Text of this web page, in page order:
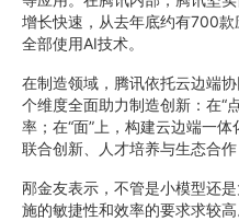
增长快速，从去年底约有700
全部使用AI技术。
在制造领域，腾讯依托云边端
个维度全面助力制造创新：在“
率；在“面”上，构建云边端一
联合创新、人才培养与生态合作
邴金友表示，不管是小模型还
施的敏捷性和效率的要求求较